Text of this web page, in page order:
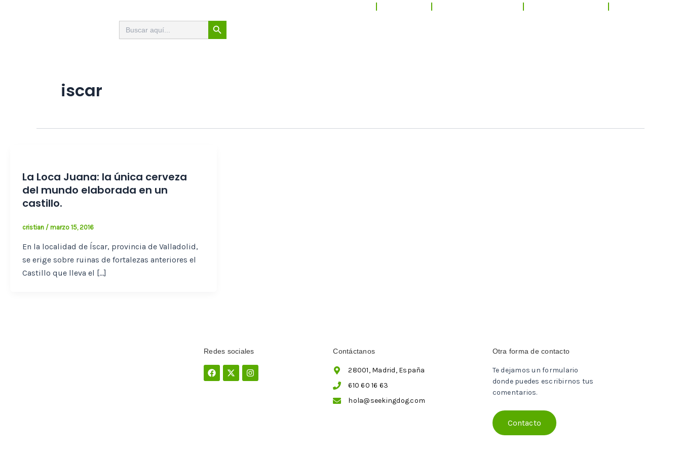
Buscar: Botón de búsqueda
iscar
La Loca Juana: la única cerveza
del mundo elaborada en un
castillo.
cristian / marzo 15, 2016
En la localidad de Íscar, provincia de Valladolid,
se erige sobre ruinas de fortalezas anteriores el
Castillo que lleva el […]
Redes sociales
Facebook
X-
twitter
Instagram
Contáctanos
28001, Madrid, España
610 60 16 63
hola@seekingdog.com
Otra forma de contacto
Te dejamos un formulario
donde puedes escribirnos tus
comentarios.
Contacto